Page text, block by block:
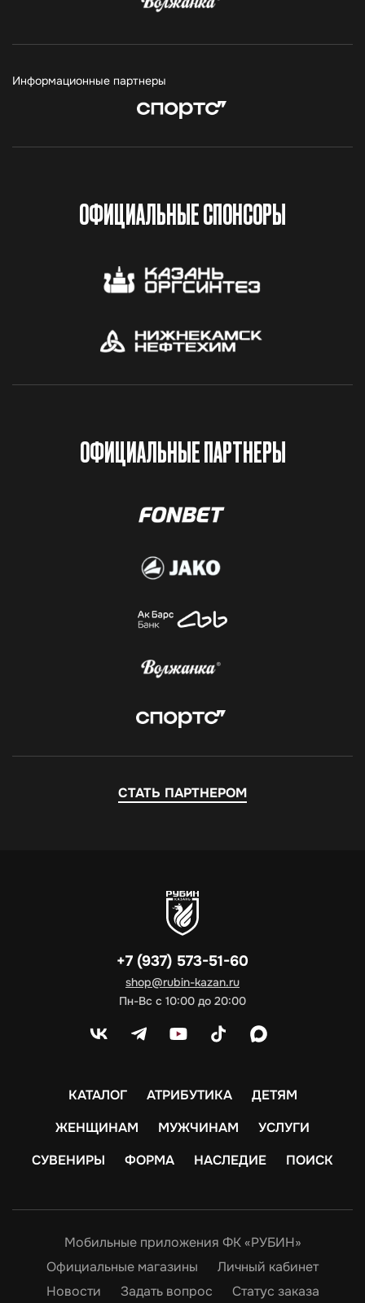
Информационные партнеры
ОФИЦИАЛЬНЫЕ СПОНСОРЫ
ОФИЦИАЛЬНЫЕ ПАРТНЕРЫ
СТАТЬ ПАРТНЕРОМ
+7 (937) 573-51-60
shop@rubin-kazan.ru
Пн-Вс с 10:00 до 20:00
КАТАЛОГ АТРИБУТИКА
ДЕТЯМ
ЖЕНЩИНАМ
МУЖЧИНАМ
УСЛУГИ
СУВЕНИРЫ
ФОРМА НАСЛЕДИЕ ПОИСК
Мобильные приложения ФК «РУБИН»
Официальные магазины
Личный кабинет
Новости
Задать вопрос Статус заказа